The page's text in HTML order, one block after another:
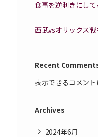
食事を逆利きにして
西武vsオリックス
Recent
表示できるコメント
Archives
2024年6月